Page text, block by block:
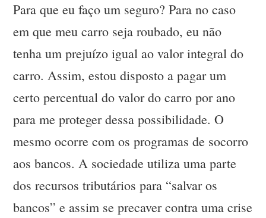
Para que eu faço um seguro? Para no caso
em que meu carro seja roubado, eu não
tenha um prejuízo igual ao valor integral do
carro. Assim, estou disposto a pagar um
certo percentual do valor do carro por ano
para me proteger dessa possibilidade. O
mesmo ocorre com os programas de socorro
aos bancos. A sociedade utiliza uma parte
dos recursos tributários para “salvar os
bancos” e assim se precaver contra uma crise